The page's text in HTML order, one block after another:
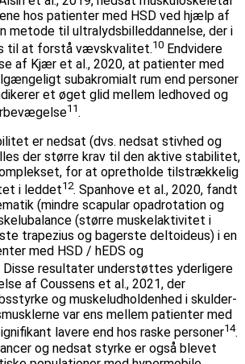
hos patienter med HSD ved hjælp af
metode til ultralydsbilleddannelse, der i
til at forstå vævskvalitet.10 Endvidere
af Kjær et al., 2020, at patienter med
subakromialt rum end personer
et øget glid mellem ledhoved og
11.
er nedsat (dvs. nedsat stivhed og
der større krav til den aktive stabilitet,
for at opretholde tilstrækkelig
i leddet12. Spanhove et al., 2020, fandt
(mindre scapular opadrotation og
(større muskelaktivitet i
trapezius og bagerste deltoideus) i en
med HSD / hEDS og
Disse resultater understøttes yderligere
af Coussens et al., 2021, der
og muskeludholdenhed i skulder-
var ens mellem patienter med
lavere end hos raske personer14.
og nedsat styrke er også blevet